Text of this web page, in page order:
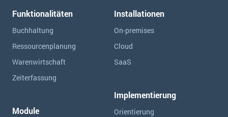
Funktionalitäten
Buchhaltung
Ressourcen­planung
Warenwirtschaft
Zeiterfassung
Module
Installationen
On-premises
Cloud
SaaS
Implementierung
Orientierung